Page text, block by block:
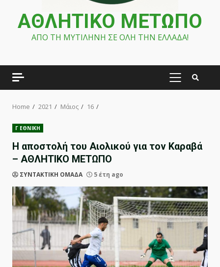
ΑΘΛΗΤΙΚΟ ΜΕΤΩΠΟ
ΑΠΟ ΤΗ ΜΥΤΙΛΗΝΗ ΣΕ ΟΛΗ ΤΗΝ ΕΛΛΑΔΑ!
PRIMARY
Home 2021 Μάιος 16
Γ ΕΘΝΙΚΗ
Η αποστολή του Αιολικού για τον Καραβά
– ΑΘΛΗΤΙΚΟ ΜΕΤΩΠΟ
ΣΥΝΤΑΚΤΙΚΗ ΟΜΑΔΑ 5 έτη ago